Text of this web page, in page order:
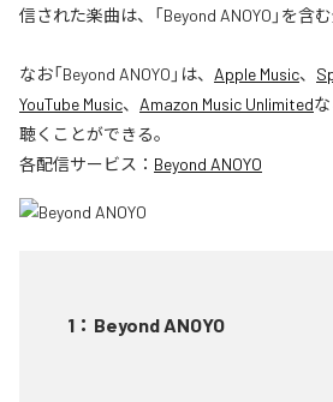
信された楽曲は、「Beyond ANOYO」を含
なお「Beyond ANOYO 」は、 Apple Music、
YouTube Music、 Amazon Music Unlimited
聴くことができる。
各配信サービス： Beyond ANOYO
1 ： Beyond ANOYO